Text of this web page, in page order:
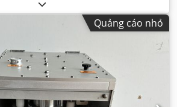
Quảng cáo nhỏ